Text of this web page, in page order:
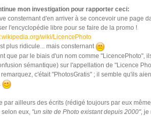
mon investigation pour rapporter ceci:
consternant d'en arriver à se concevoir une page
l'encyclopédie libre pour se faire de la promo !
wiki/LicencePhoto
plus ridicule... mais consternant
que par le biais d'un nom comme "LicencePhoto",
sémantique) sur l'appellation de "Licence
remarquez, c'était "PhotosGratis" ; il semble qu'ils
par ailleurs des écrits (rédigé toujours par eux
selon eux, "un site de Photo existant depuis 2000", je